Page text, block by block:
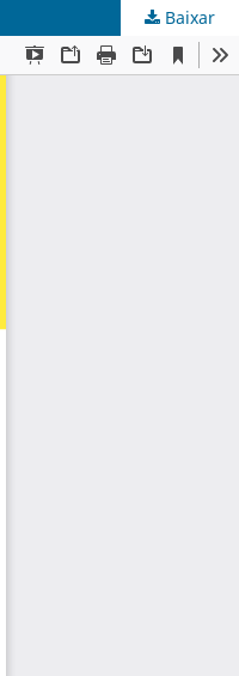
Baixar